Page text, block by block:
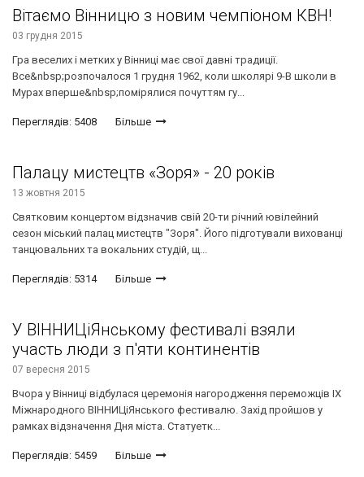
Вітаємо Вінницю з новим чемпіоном КВН!
03 грудня 2015
Гра веселих і метких у Вінниці має свої давні традиції.
Все&nbsp;розпочалося 1 грудня 1962, коли школярі 9-В школи в
Мурах вперше&nbsp;помірялися почуттям гу...
Переглядів: 5408 Більше
Палацу мистецтв «Зоря» - 20 років
13 жовтня 2015
Святковим концертом відзначив свій 20-ти річний ювілейний
сезон міський палац мистецтв "Зоря". Його підготували вихованці
танцювальних та вокальних студій, щ...
Переглядів: 5314 Більше
У ВІННИЦіЯнському фестивалі взяли
участь люди з п'яти континентів
07 вересня 2015
Вчора у Вінниці відбулася церемонія нагородження переможців IХ
Міжнародного ВІННИЦіЯнського фестивалю. Захід пройшов у
рамках відзначення Дня міста. Статуетк...
Переглядів: 5459 Більше